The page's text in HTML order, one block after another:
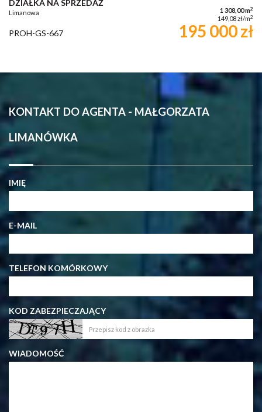
DZIAŁKA NA SPRZEDAŻ
Limanowa 1 308,00 m2
149,08 zł/m2
PROH-GS-667 195 000 zł
KONTAKT DO AGENTA - MAŁGORZATA
LIMANÓWKA
IMIĘ
E-MAIL
TELEFON KOMÓRKOWY
KOD ZABEZPIECZAJĄCY
WIADOMOŚĆ